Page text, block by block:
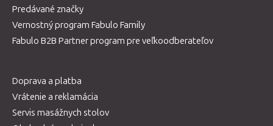
Predávané značky
Vernostný program Fabulo Family
Fabulo B2B Partner program pre veľkoodberateľov
Doprava a platba
Vrátenie a reklamácia
Servis masážnych stolov